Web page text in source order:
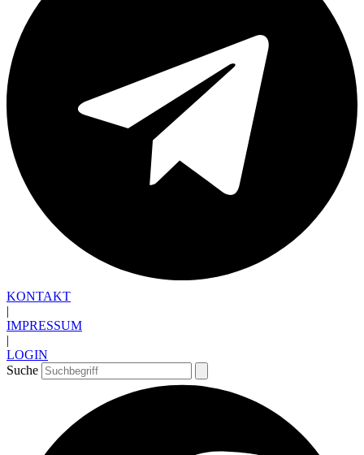
KONTAKT
|
IMPRESSUM
|
LOGIN
Suche